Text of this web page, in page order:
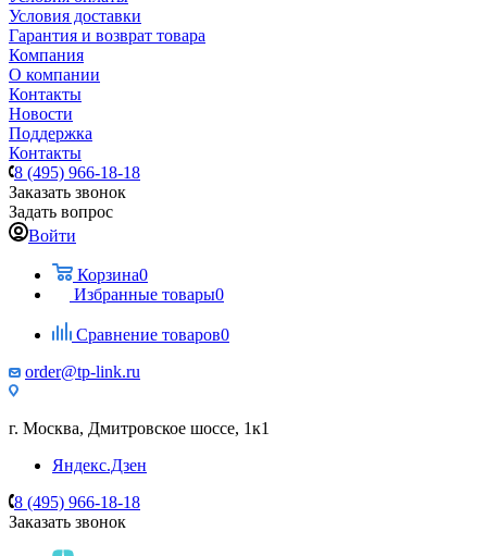
Условия доставки
Гарантия и возврат товара
Компания
О компании
Контакты
Новости
Поддержка
Контакты
8 (495) 966-18-18
Заказать звонок
Задать вопрос
Войти
Корзина0
Избранные товары0
Сравнение товаров0
order@tp-link.ru
г. Москва, Дмитровское шоссе, 1к1
Яндекс.Дзен
8 (495) 966-18-18
Заказать звонок